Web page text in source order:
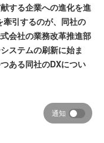
する企業への進化を進
引するのが、同社の
会社の業務改革推進部
ステムの刷新に始ま
ある同社のDXについ
通知